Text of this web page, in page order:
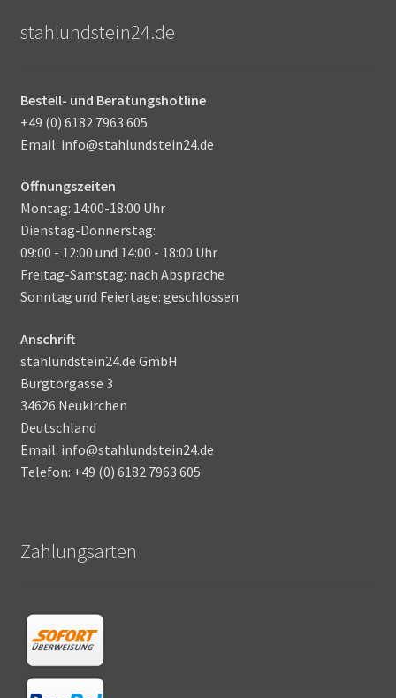
stahlundstein24.de
Bestell- und Beratungshotline
+49 (0) 6182 7963 605
Email: info@stahlundstein24.de
Öffnungszeiten
Montag: 14:00-18:00 Uhr
Dienstag-Donnerstag:
09:00 - 12:00 und 14:00 - 18:00 Uhr
Freitag-Samstag: nach Absprache
Sonntag und Feiertage: geschlossen
Anschrift
stahlundstein24.de GmbH
Burgtorgasse 3
34626 Neukirchen
Deutschland
Email: info@stahlundstein24.de
Telefon: +49 (0) 6182 7963 605
Zahlungsarten